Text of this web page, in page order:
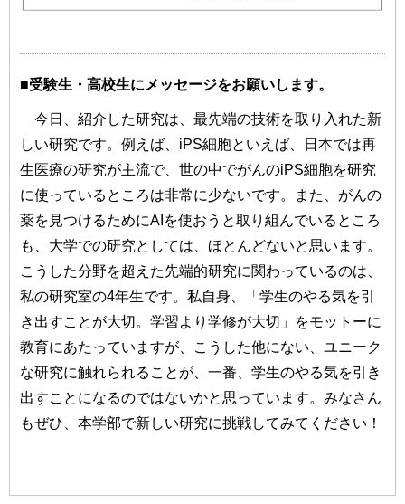
■受験生・高校生にメッセージをお願いします。
今日、紹介した研究は、最先端の技術を取り入れた新
しい研究です。例えば、iPS細胞といえば、日本では再
生医療の研究が主流で、世の中でがんのiPS細胞を研究
に使っているところは非常に少ないです。また、がんの
薬を見つけるためにAIを使おうと取り組んでいるところ
も、大学での研究としては、ほとんどないと思います。
こうした分野を超えた先端的研究に関わっているのは、
私の研究室の4年生です。私自身、「学生のやる気を引
き出すことが大切。学習より学修が大切」をモットーに
教育にあたっていますが、こうした他にない、ユニーク
な研究に触れられることが、一番、学生のやる気を引き
出すことになるのではないかと思っています。みなさん
もぜひ、本学部で新しい研究に挑戦してみてください！